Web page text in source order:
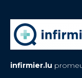
infirmier.lu